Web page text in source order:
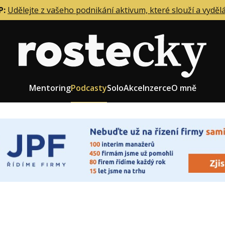
Udělejte z vašeho podnikání aktivum, které slouží a
MentoringPodcastySoloAkceInzerceO mně
firmy
zaměstnanců
Role zakladatele/CEO
Růst firmy